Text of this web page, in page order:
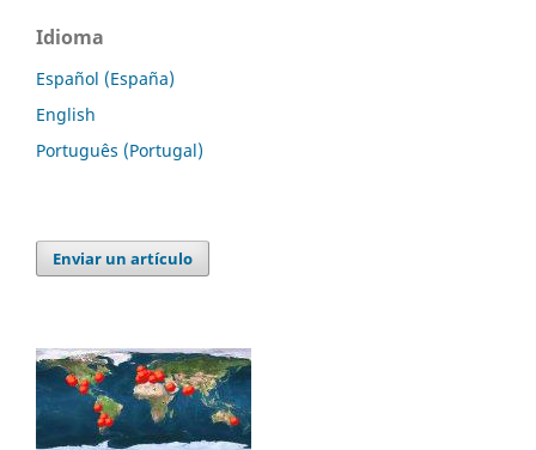
Idioma
Español (España)
English
Português (Portugal)
Enviar un artículo